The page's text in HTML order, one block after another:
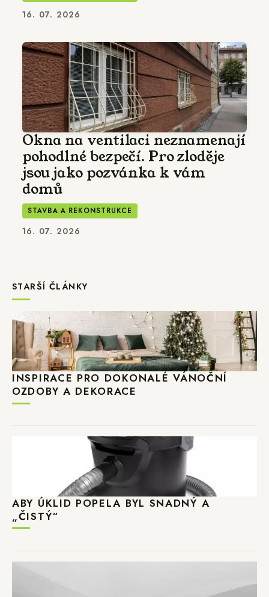
16. 07. 2026
Okna na ventilaci neznamenají
pohodlné bezpečí. Pro zloděje
jsou jako pozvánka k vám
domů
STAVBA A REKONSTRUKCE
16. 07. 2026
STARŠÍ ČLÁNKY
INSPIRACE PRO DOKONALÉ VÁNOČNÍ
OZDOBY A DEKORACE
ABY ÚKLID POPELA BYL SNADNÝ A
„ČISTÝ“